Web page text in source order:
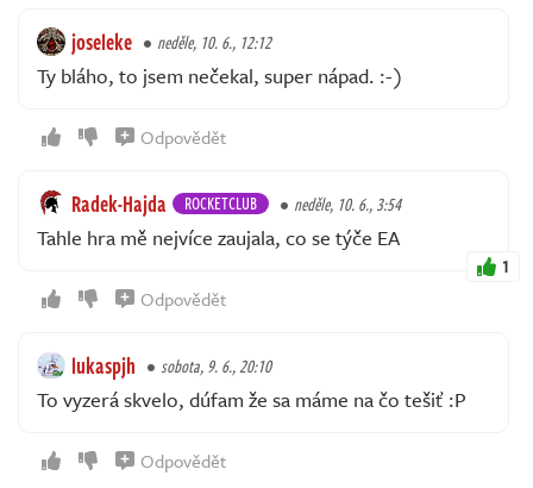
joseleke neděle, 10. 6., 12:12
Ty bláho, to jsem nečekal, super nápad. :-)
Odpovědět
Radek-Hajda ROCKETCLUB neděle, 10. 6., 3:54
Tahle hra mě nejvíce zaujala, co se týče EA
1
Odpovědět
lukaspjh sobota, 9. 6., 20:10
To vyzerá skvelo, dúfam že sa máme na čo tešiť :P
Odpovědět